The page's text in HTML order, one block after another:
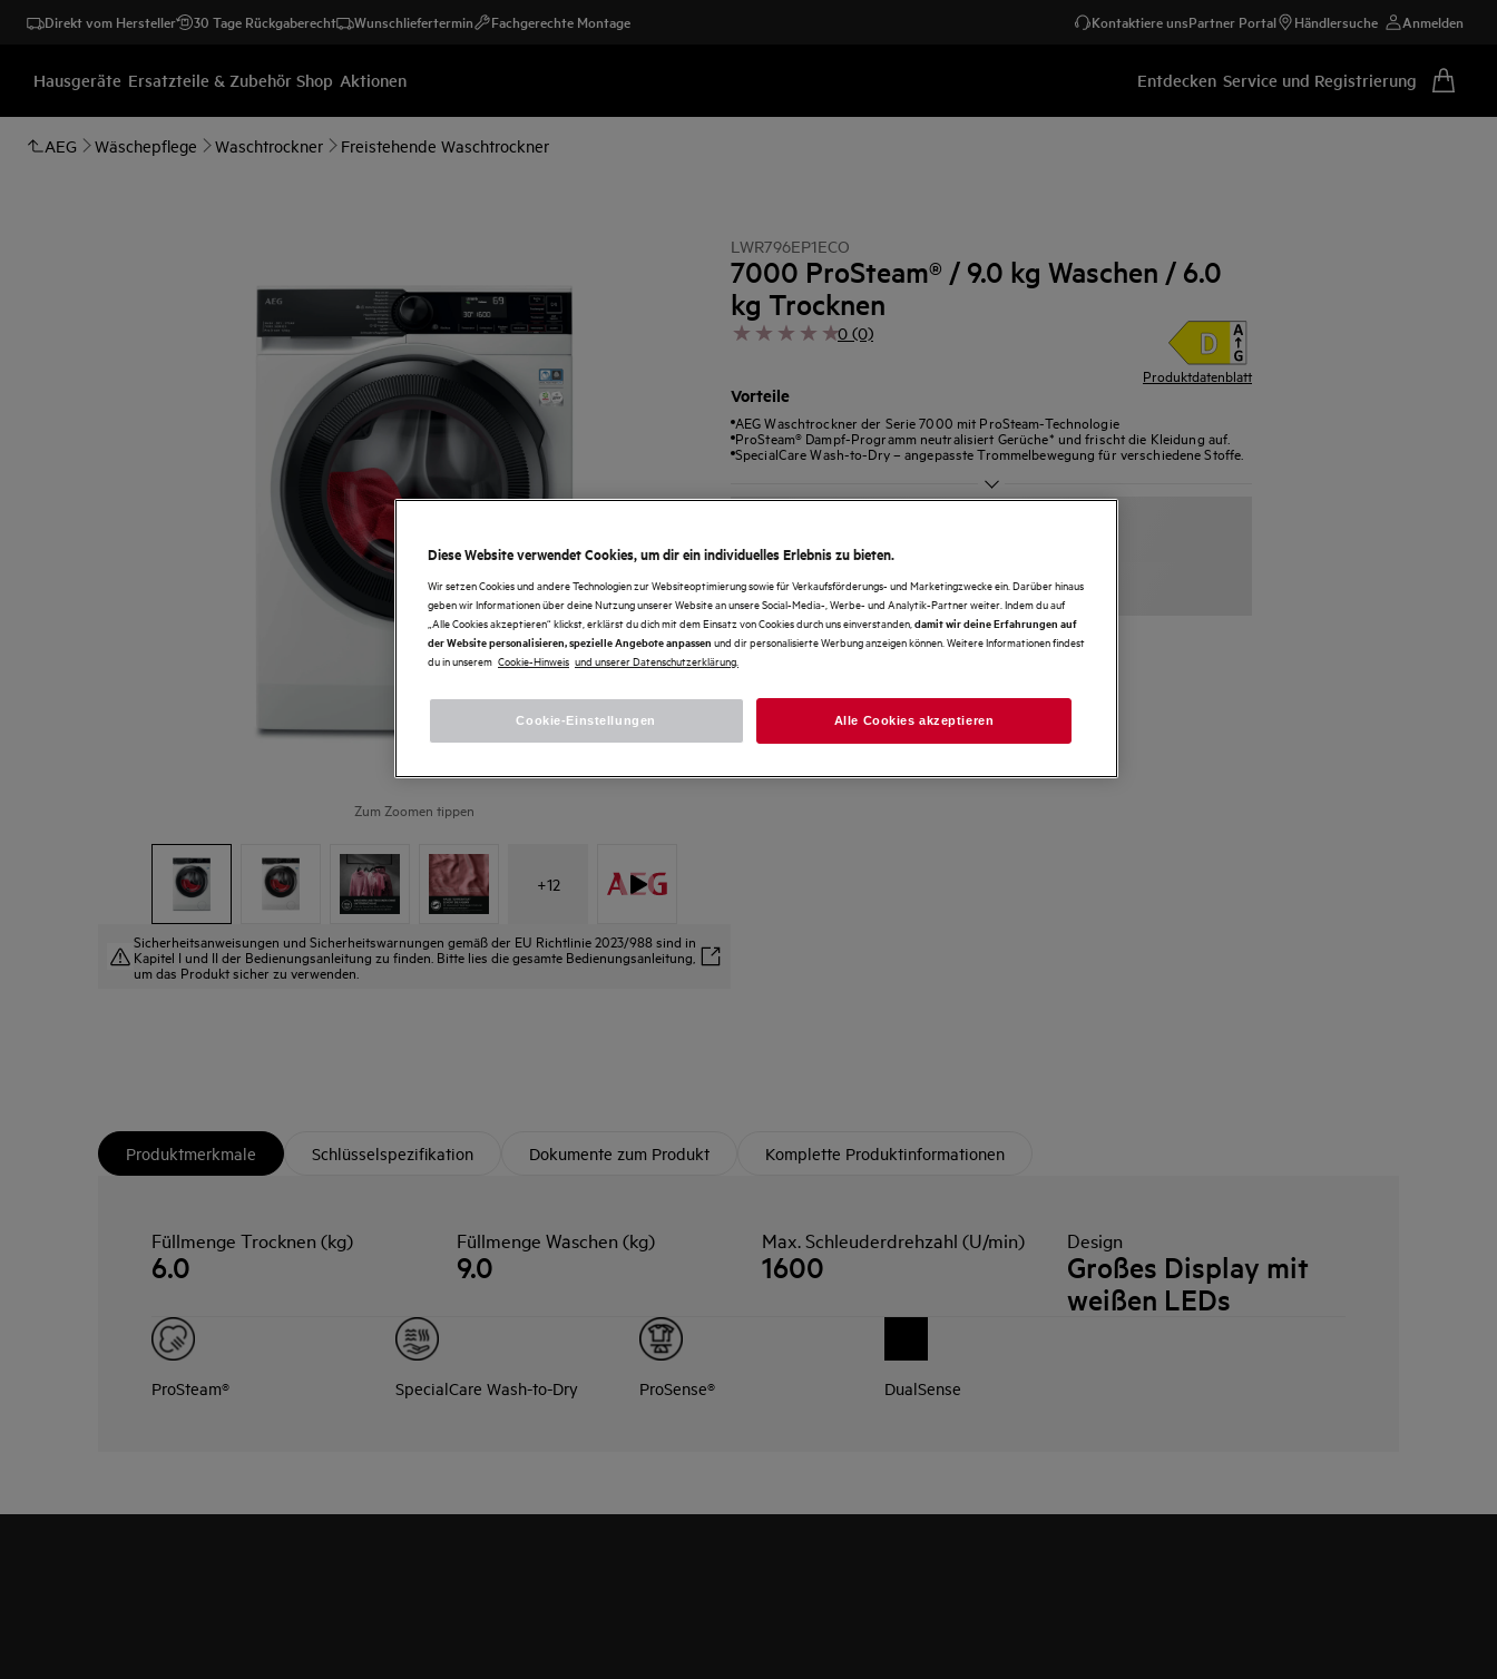
Direkt vom Hersteller 30 Tage Rückgaberecht Wunschliefertermin Fachgerechte Montage Kontaktiere unsPartner Portal Händlersuche Anmelden
Hausgeräte Ersatzteile & Zubehör Shop Aktionen Entdecken Service und Registrierung
AEG Wäschepflege Waschtrockner Freistehende Waschtrockner
Zum Zoomen tippen
+12
Sicherheitsanweisungen und Sicherheitswarnungen gemäß der EU Richtlinie 2023/988 sind in
Kapitel I und II der Bedienungsanleitung zu finden. Bitte lies die gesamte Bedienungsanleitung,
um das Produkt sicher zu verwenden.
LWR796EP1ECO
7000 ProSteam® / 9.0 kg Waschen / 6.0
kg Trocknen
0 (0)
Produktdatenblatt
Vorteile
AEG Waschtrockner der Serie 7000 mit ProSteam-Technologie
ProSteam® Dampf-Programm neutralisiert Gerüche* und frischt die Kleidung auf.
SpecialCare Wash-to-Dry – angepasste Trommelbewegung für verschiedene Stoffe.
Produktmerkmale Schlüsselspezifikation Dokumente zum Produkt Komplette Produktinformationen
Füllmenge Trocknen (kg)
6.0
Füllmenge Waschen (kg)
9.0
Max. Schleuderdrehzahl (U/min)
1600
Design
Großes Display mit
weißen LEDs
ProSteam® SpecialCare Wash-to-Dry ProSense® DualSense
Diese Website verwendet Cookies, um dir ein individuelles Erlebnis zu bieten.
Wir setzen Cookies und andere Technologien zur Websiteoptimierung sowie für Verkaufsförderungs- und Marketingzwecke ein. Darüber hinaus
geben wir Informationen über deine Nutzung unserer Website an unsere Social-Media-, Werbe- und Analytik-Partner weiter. Indem du auf
„Alle Cookies akzeptieren“ klickst, erklärst du dich mit dem Einsatz von Cookies durch uns einverstanden, damit wir deine Erfahrungen auf
der Website personalisieren, spezielle Angebote anpassen und dir personalisierte Werbung anzeigen können. Weitere Informationen findest
du in unserem Cookie-Hinweis und unserer Datenschutzerklärung.
Cookie-Einstellungen Alle Cookies akzeptieren